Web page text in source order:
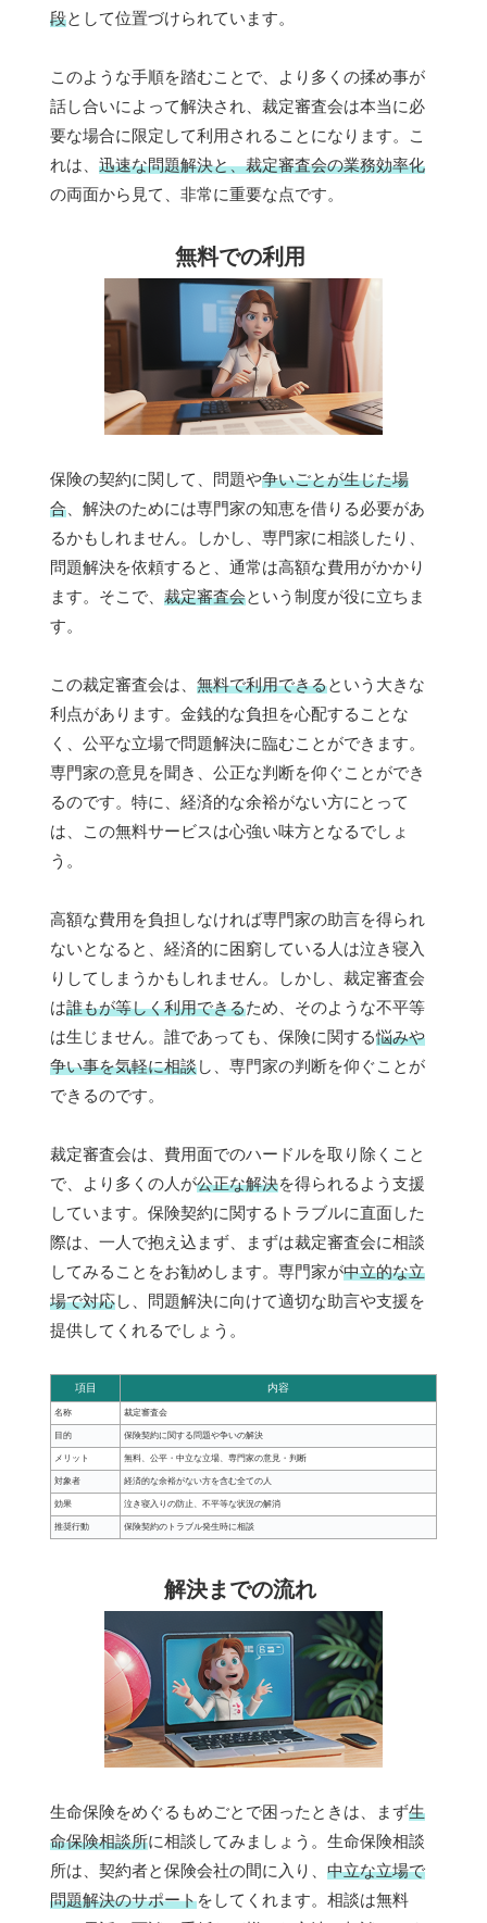
段として位置づけられています。
このような手順を踏むことで、より多くの揉め事が
話し合いによって解決され、裁定審査会は本当に必
要な場合に限定して利用されることになります。こ
れは、 迅速な問題解決と、裁定審査会の業務効率化
の両面から見て、非常に重要な点です。
無料での利用
保険の契約に関して、問題や争いごとが生じた場
合 、解決のためには専門家の知恵を借りる必要があ
るかもしれません。しかし、専門家に相談したり、
問題解決を依頼すると、通常は高額な費用がかかり
ます。そこで、 裁定審査会という制度が役に立ちま
す。
この裁定審査会は、 無料で利用できるという大きな
利点があります。金銭的な負担を心配することな
く、公平な立場で問題解決に臨むことができます。
専門家の意見を聞き、公正な判断を仰ぐことができ
るのです。特に、経済的な余裕がない方にとって
は、この無料サービスは心強い味方となるでしょ
う。
高額な費用を負担しなければ専門家の助言を得られ
ないとなると、経済的に困窮している人は泣き寝入
りしてしまうかもしれません。しかし、裁定審査会
は誰もが等しく利用できるため、そのような不平等
は生じません。誰であっても、保険に関する悩みや
争い事を気軽に相談し、専門家の判断を仰ぐことが
できるのです。
裁定審査会は、費用面でのハードルを取り除くこと
で、より多くの人が公正な解決を得られるよう支援
しています。保険契約に関するトラブルに直面した
際は、一人で抱え込まず、まずは裁定審査会に相談
してみることをお勧めします。専門家が中立的な立
場で対応し、問題解決に向けて適切な助言や支援を
提供してくれるでしょう。
項目 内容
名称 裁定審査会
目的 保険契約に関する問題や争いの解決
メリット 無料、公平・中立な立場、専門家の意見・判断
対象者 経済的な余裕がない方を含む全ての人
効果 泣き寝入りの防止、不平等な状況の解消
推奨行動 保険契約のトラブル発生時に相談
解決までの流れ
生命保険をめぐるもめごとで困ったときは、まず生
命保険相談所に相談してみましょう。生命保険相談
所は、契約者と保険会社の間に入り、 中立な立場で
問題解決のサポートをしてくれます。相談は無料